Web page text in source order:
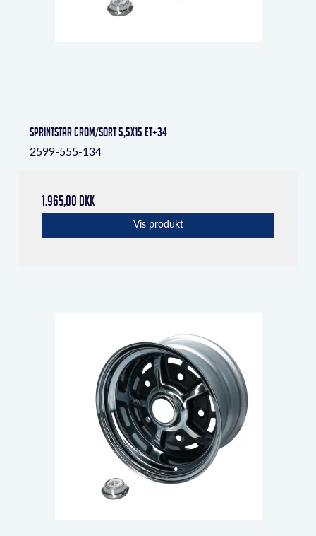
Sprintstar crom/sort 5,5x15 ET+34
2599-555-134
1.965,00 DKK
Vis produkt